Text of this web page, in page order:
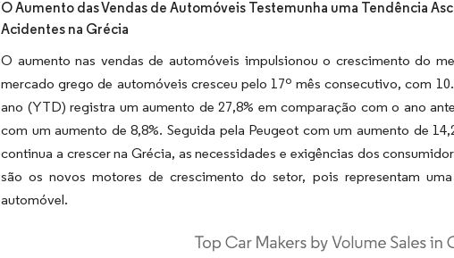
O Aumento das Vendas de Automóveis Testemunha uma Tendência
Acidentes na Grécia
O aumento nas vendas de automóveis impulsionou o crescimento do
mercado grego de automóveis cresceu pelo 17º mês consecutivo, com
ano (YTD) registra um aumento de 27,8% em comparação com o ano
com um aumento de 8,8%. Seguida pela Peugeot com um aumento de
continua a crescer na Grécia, as necessidades e exigências dos
são os novos motores de crescimento do setor, pois representam
automóvel.